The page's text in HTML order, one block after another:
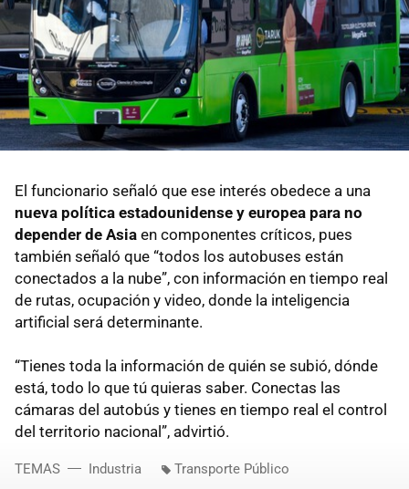
El funcionario señaló que ese interés obedece a una
nueva política estadounidense y europea para no
depender de Asia en componentes críticos, pues
también señaló que “todos los autobuses están
conectados a la nube”, con información en tiempo real
de rutas, ocupación y video, donde la inteligencia
artificial será determinante.
“Tienes toda la información de quién se subió, dónde
está, todo lo que tú quieras saber. Conectas las
cámaras del autobús y tienes en tiempo real el control
del territorio nacional”, advirtió.
TEMAS Industria Transporte Público